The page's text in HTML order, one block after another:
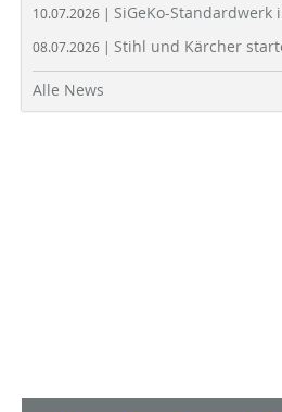
10.07.2026 | SiGeKo-Standardwerk
08.07.2026 | Stihl und Kärcher
Alle News